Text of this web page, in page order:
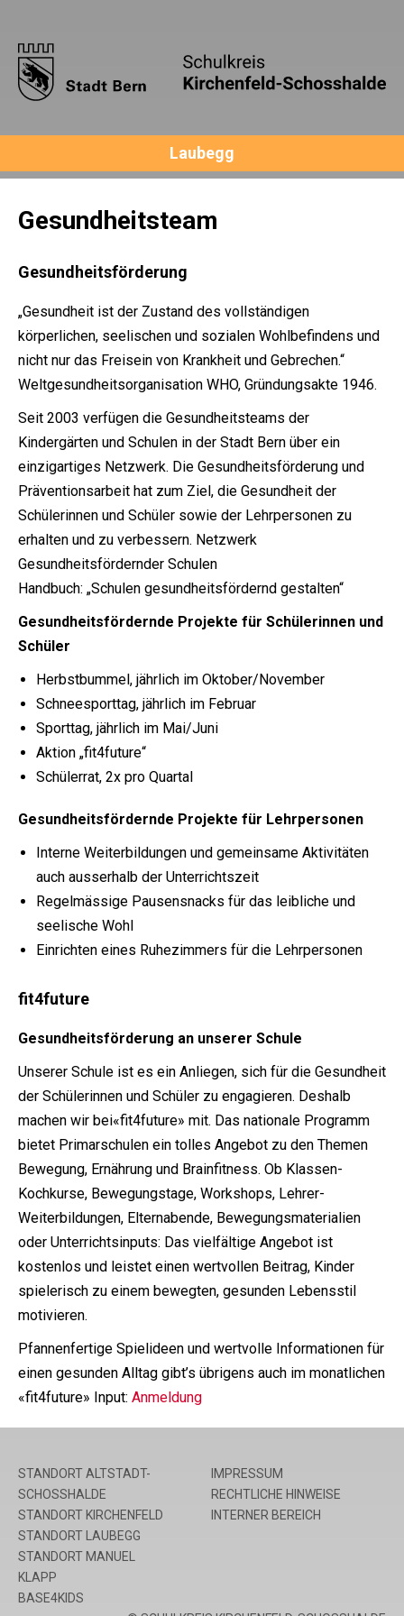
Laubegg
Gesundheitsteam
Gesundheitsförderung
„Gesundheit ist der Zustand des vollständigen
körperlichen, seelischen und sozialen Wohlbefindens und
nicht nur das Freisein von Krankheit und Gebrechen.“
Weltgesundheitsorganisation WHO, Gründungsakte 1946.
Seit 2003 verfügen die Gesundheitsteams der
Kindergärten und Schulen in der Stadt Bern über ein
einzigartiges Netzwerk. Die Gesundheitsförderung und
Präventionsarbeit hat zum Ziel, die Gesundheit der
Schülerinnen und Schüler sowie der Lehrpersonen zu
erhalten und zu verbessern. Netzwerk
Gesundheitsfördernder Schulen
Handbuch: „Schulen gesundheitsfördernd gestalten“
Gesundheitsfördernde Projekte für Schülerinnen und
Schüler
Herbstbummel, jährlich im Oktober/November
Schneesporttag, jährlich im Februar
Sporttag, jährlich im Mai/Juni
Aktion „fit4future“
Schülerrat, 2x pro Quartal
Gesundheitsfördernde Projekte für Lehrpersonen
Interne Weiterbildungen und gemeinsame Aktivitäten
auch ausserhalb der Unterrichtszeit
Regelmässige Pausensnacks für das leibliche und
seelische Wohl
Einrichten eines Ruhezimmers für die Lehrpersonen
fit4future
Gesundheitsförderung an unserer Schule
Unserer Schule ist es ein Anliegen, sich für die Gesundheit
der Schülerinnen und Schüler zu engagieren. Deshalb
machen wir bei«fit4future» mit. Das nationale Programm
bietet Primarschulen ein tolles Angebot zu den Themen
Bewegung, Ernährung und Brainfitness. Ob Klassen-
Kochkurse, Bewegungstage, Workshops, Lehrer-
Weiterbildungen, Elternabende, Bewegungsmaterialien
oder Unterrichtsinputs: Das vielfältige Angebot ist
kostenlos und leistet einen wertvollen Beitrag, Kinder
spielerisch zu einem bewegten, gesunden Lebensstil
motivieren.
Pfannenfertige Spielideen und wertvolle Informationen für
einen gesunden Alltag gibt’s übrigens auch im monatlichen
«fit4future» Input: Anmeldung
STANDORT ALTSTADT-
SCHOSSHALDE
STANDORT KIRCHENFELD
STANDORT LAUBEGG
STANDORT MANUEL
IMPRESSUM
RECHTLICHE HINWEISE
INTERNER BEREICH
KLAPP
BASE4KIDS